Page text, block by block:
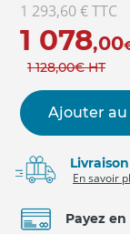
1 293,60 €TTC
1 078,00
1 128,00€ HT
Ajouter au
En savoir
Payez